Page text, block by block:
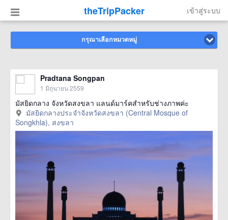
theTripPacker เข้าสู่ระบบ
กรุณาเลือกหมวดหมู่
Pradtana Songpan
1 มิถุนายน 2559
มัสยิดกลาง จังหวัดสงขลา แลนด์มาร์คสำหรับช่างภาพค่ะ
มัสยิดกลางประจำจังหวัดสงขลา (Central Mosque of
Songkhla), สงขลา